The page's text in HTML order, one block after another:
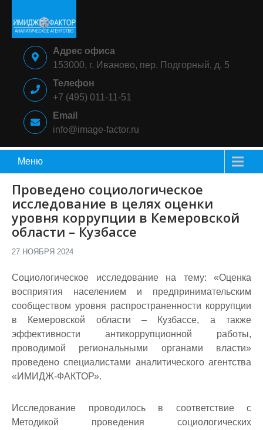
content
ИМИДЖ-
ФАКТОР
Аналитическое
агентство
Адрес офиса
153000, г. Иваново, пер. Подгорный, д. 5
Телефон
+7 (495) 011-11-51
Email
info@image-factor.ru
Меню
Проведено социологическое
исследование в целях оценки
уровня коррупции в Кемеровской
области – Кузбассе
27 НОЯБРЯ 2024
Социологическое исследование на тему: «Оценка
восприятия населением и предпринимательским
сообществом уровня распространенности коррупции
в Кемеровской области – Кузбассе, а также
эффективности антикоррупционной работы,
проводимой региональными органами власти»
проведено специалистами аналитического агентства
«ИМИДЖ-ФАКТОР».
Исследование проводилось в соответствие с
Методикой проведения социологических